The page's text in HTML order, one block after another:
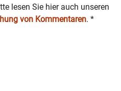
lesen Sie hier auch unseren
von Kommentaren. *